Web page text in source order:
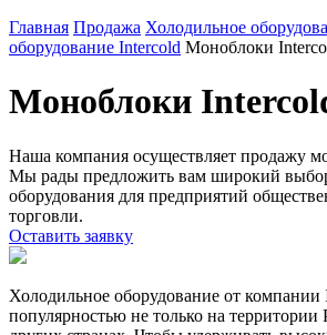
Главная Продажа Холодильное
оборудование Intercold Моноблоки
Моноблоки
Наша компания осуществляет продажу
Мы рады предложить вам широкий
оборудования для предприятий
торговли.
Оставить заявку
Холодильное оборудование от компании
популярностью не только на